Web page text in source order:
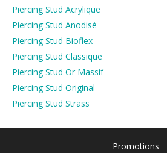
Piercing Stud Acrylique
Piercing Stud Anodisé
Piercing Stud Bioflex
Piercing Stud Classique
Piercing Stud Or Massif
Piercing Stud Original
Piercing Stud Strass
Promotions